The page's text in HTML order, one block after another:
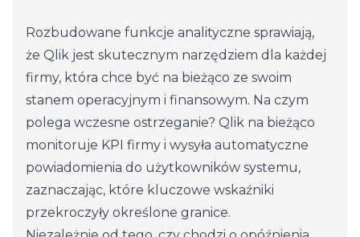
Rozbudowane funkcje analityczne sprawiają,
że Qlik jest skutecznym narzędziem dla każdej
firmy, która chce być na bieżąco ze swoim
stanem operacyjnym i finansowym. Na czym
polega wczesne ostrzeganie? Qlik na bieżąco
monitoruje KPI firmy i wysyła automatyczne
powiadomienia do użytkowników systemu,
zaznaczając, które kluczowe wskaźniki
przekroczyły określone granice.